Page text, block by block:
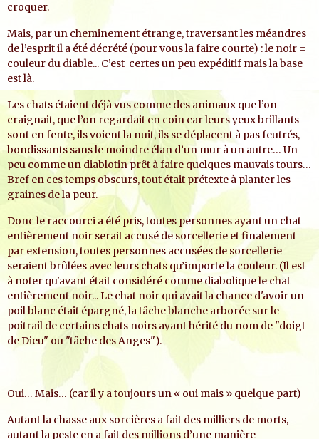
croquer.
Mais, par un cheminement étrange, traversant les méandres
de l’esprit il a été décrété (pour vous la faire courte) : le noir =
couleur du diable... C’est certes un peu expéditif mais la base
est là.
Les chats étaient déjà vus comme des animaux que l’on
craignait, que l’on regardait en coin car leurs yeux brillants
sont en fente, ils voient la nuit, ils se déplacent à pas feutrés,
bondissants sans le moindre élan d’un mur à un autre… Un
peu comme un diablotin prêt à faire quelques mauvais tours…
Bref en ces temps obscurs, tout était prétexte à planter les
graines de la peur.
Donc le raccourci a été pris, toutes personnes ayant un chat
entièrement noir serait accusé de sorcellerie et finalement
par extension, toutes personnes accusées de sorcellerie
seraient brûlées avec leurs chats qu’importe la couleur. (Il est
à noter qu'avant était considéré comme diabolique le chat
entièrement noir... Le chat noir qui avait la chance d'avoir un
poil blanc était épargné, la tâche blanche arborée sur le
poitrail de certains chats noirs ayant hérité du nom de "doigt
de Dieu" ou "tâche des Anges").
Oui… Mais… (car il y a toujours un « oui mais » quelque part)
Autant la chasse aux sorcières a fait des milliers de morts,
autant la peste en a fait des millions d’une manière